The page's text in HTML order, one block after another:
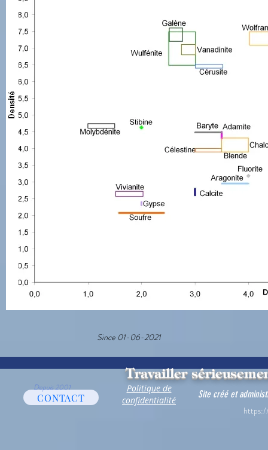
Since 01-06-2021
CONTACT
Travailler
Politique de
confidentialité
Site créé et
Depuis 2001